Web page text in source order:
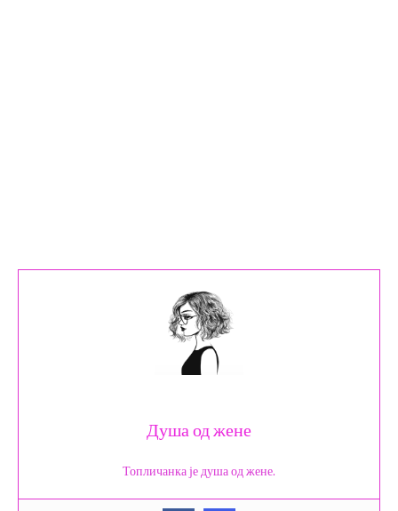
Душа од жене
Топличанка је душа од жене.